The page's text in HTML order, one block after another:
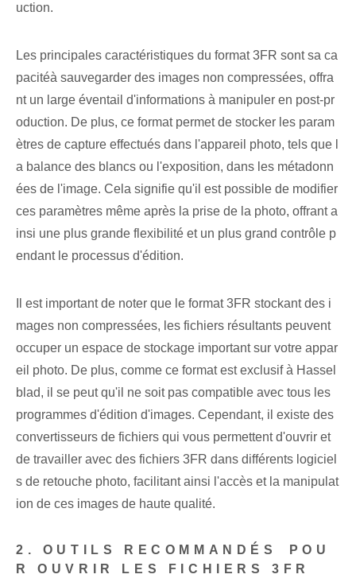
uction.
Les ⁣principales ⁢caractéristiques du format 3FR sont sa ca
pacité⁣à sauvegarder des images non compressées, offra
nt ⁣un large éventail d'informations à manipuler en post-pr
oduction. De plus, ce format permet de stocker les param
ètres de capture effectués dans l'appareil photo, tels que l
a balance des blancs ou l'exposition, dans les métadonn
ées de l'image. Cela signifie qu'il est possible de modifier
ces paramètres même après la prise de la photo, offrant a
insi une plus grande flexibilité et un plus grand contrôle p
endant le processus d'édition.
Il est important de noter que le format 3FR stockant des i
mages non compressées, les fichiers résultants peuvent
occuper un espace de stockage important sur votre appar
eil photo. De plus, comme ce format est exclusif à Hassel
blad, il se peut qu'il ne soit pas compatible avec tous les
programmes d'édition d'images. Cependant, il existe des
convertisseurs de fichiers qui vous permettent d'ouvrir et
de travailler avec des fichiers 3FR dans différents logiciel
s de retouche photo, facilitant ainsi l'accès et la manipulat
ion de ces images de haute qualité.
2. OUTILS RECOMMANDÉS⁤ POU
R OUVRIR LES FICHIERS 3FR